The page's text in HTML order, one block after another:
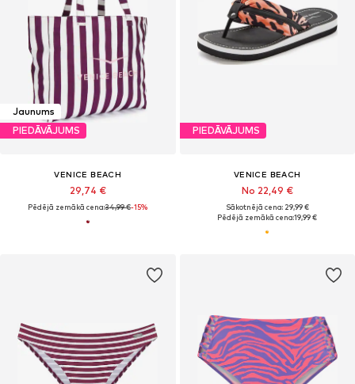
Jaunums
PIEDĀVĀJUMS
VENICE BEACH
29,74 €
Pēdējā zemākā cena:34,99 €-15%
PIEDĀVĀJUMS
VENICE BEACH
No 22,49 €
Sākotnējā cena: 29,99 €
Pēdējā zemākā cena:19,99 €